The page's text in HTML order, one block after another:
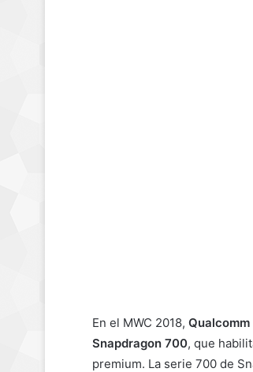
En el MWC 2018,
Snapdragon 700, que
premium. La serie 700 de